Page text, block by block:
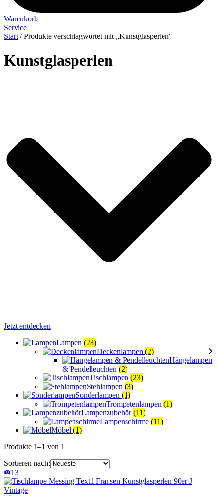
Warenkorb
Service
Start/ Produkte verschlagwortet mit „Kunstglasperlen“
Kunstglasperlen
Jetzt entdecken
Lampen (28)
Deckenlampen (2)
Hängelampen
& Pendelleuchten (2)
Tischlampen (23)
Stehlampen (3)
Sonderlampen (1)
Trompetenlampen (1)
Lampenzubehör(11)
Lampenschirme (11)
Möbel (1)
Produkte 1–1 von 1
Sortieren nach:
13